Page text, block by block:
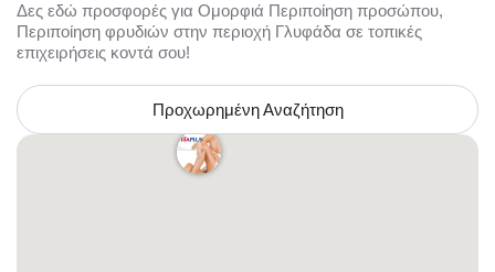
Δες εδώ προσφορές για Ομορφιά Περιποίηση προσώπου,
Περιποίηση φρυδιών στην περιοχή Γλυφάδα σε τοπικές
επιχειρήσεις κοντά σου!
Προχωρημένη Αναζήτηση